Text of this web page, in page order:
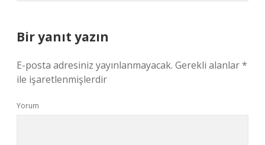
Bir yanıt yazın
E-posta adresiniz yayınlanmayacak. Gerekli alanlar*
ile işaretlenmişlerdir
Yorum